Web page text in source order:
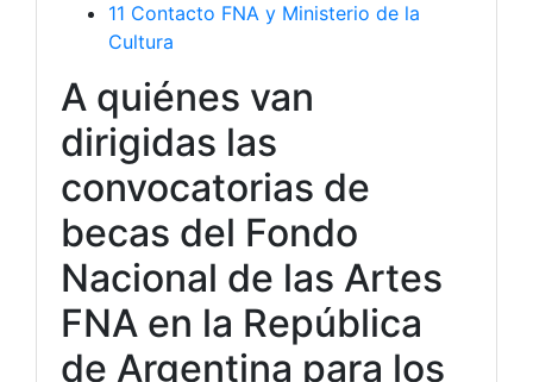
11 Contacto FNA y Ministerio de la
Cultura
A quiénes van
dirigidas las
convocatorias de
becas del Fondo
Nacional de las Artes
FNA en la República
de Argentina para los